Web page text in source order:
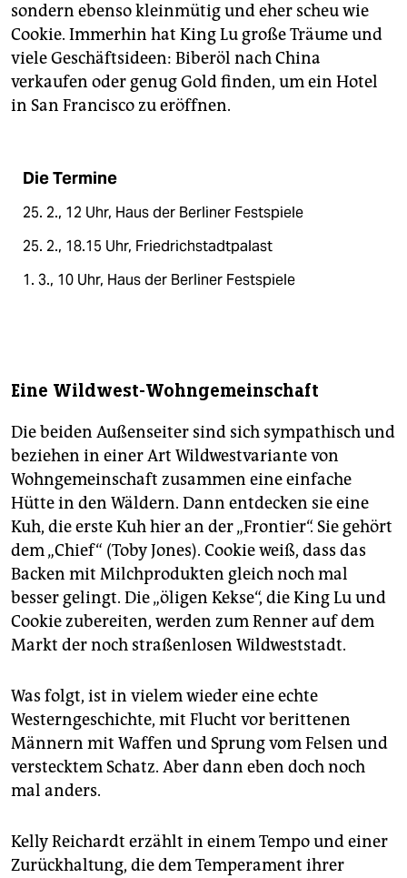
sondern ebenso kleinmütig und eher scheu wie
Cookie. Immerhin hat King Lu große Träume und
viele Geschäftsideen: Biberöl nach China
verkaufen oder genug Gold finden, um ein Hotel
in San Francisco zu eröffnen.
Die Termine
25. 2., 12 Uhr, Haus der Berliner Festspiele
25. 2., 18.15 Uhr, Friedrichstadtpalast
1. 3., 10 Uhr, Haus der Berliner Festspiele
Eine Wildwest-Wohngemeinschaft
Die beiden Außenseiter sind sich sympathisch und
beziehen in einer Art Wildwestvariante von
Wohngemeinschaft zusammen eine einfache
Hütte in den Wäldern. Dann entdecken sie eine
Kuh, die erste Kuh hier an der „Frontier“. Sie gehört
dem „Chief“ (Toby Jones). Cookie weiß, dass das
Backen mit Milchprodukten gleich noch mal
besser gelingt. Die „öligen Kekse“, die King Lu und
Cookie zubereiten, werden zum Renner auf dem
Markt der noch straßenlosen Wildweststadt.
Was folgt, ist in vielem wieder eine echte
Westerngeschichte, mit Flucht vor berittenen
Männern mit Waffen und Sprung vom Felsen und
verstecktem Schatz. Aber dann eben doch noch
mal anders.
Kelly Reichardt erzählt in einem Tempo und einer
Zurückhaltung, die dem Temperament ihrer